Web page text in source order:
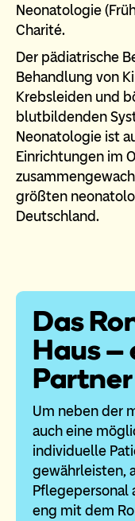
Neonatologie
Charité.
Der pädiatrische
Behandlung von
Krebsleiden und
blutbildenden
Neonatologie ist
Einrichtungen im
größten
Deutschland.
Das
Haus –
Partner
Um neben der
auch eine
individuelle
gewährleisten,
Pflegepersonal
eng mit dem